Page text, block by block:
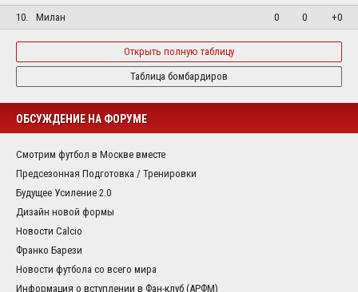
10.
Милан 0 0 +0
Открыть полную таблицу
Таблица бомбардиров
ОБСУЖДЕНИЕ НА ФОРУМЕ
Смотрим футбол в Москве вместе
Предсезонная Подготовка / Тренировки
Будущее Усиление 2.0
Дизайн новой формы
Новости Calcio
Франко Барези
Новости футбола со всего мира
Информация о вступлении в Фан-клуб (АРФМ)